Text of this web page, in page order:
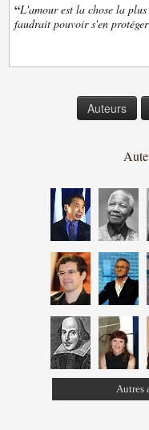
“L'amour est la chose la
faudrait pouvoir s'en
Auteurs
Autres